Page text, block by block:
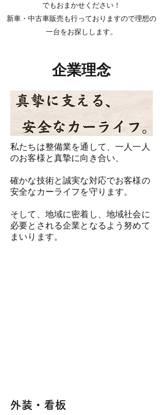
でもおまかせください！
新車・中古車販売も行っておりますので理想の
一台をお探しします。
企業理念
私たちは整備業を通して、一人一人
のお客様と真摯に向き合い、
確かな技術と誠実な対応でお客様の
安全なカーライフを守ります。
そして、地域に密着し、地域社会に
必要とされる企業となるよう努めて
まいります。
外装・看板